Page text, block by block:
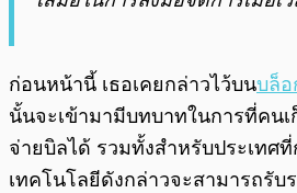
ก่อนหน้านี้ เธอเคยกล่าวไว้บนบล็อ
นั้นจะเข้ามามีบทบาทในการที่คน
จ่ายบิลได้ รวมทั้งสำหรับประเทศ
เทคโนโลยีดังกล่าวจะสามารถรั